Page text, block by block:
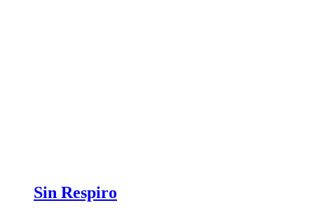
Sin Respiro